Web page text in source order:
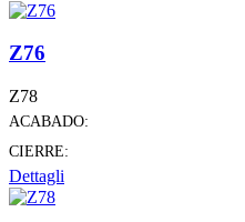
Z76
Z78
ACABADO:
CIERRE:
Dettagli